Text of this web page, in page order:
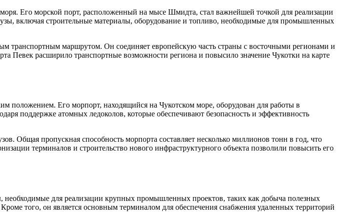
Его морской порт, расположенный на мысе Шмидта, стал важнейшей точкой для реализации
включая строительные материалы, оборудование и топливо, необходимые для промышленных
транспортным маршрутом. Он соединяет европейскую часть страны с восточными регионами и
Певек расширило транспортные возможности региона и повысило значение Чукотки на карте
положением. Его морпорт, находящийся на Чукотском море, оборудован для работы в
поддержке атомных ледоколов, которые обеспечивают безопасность и эффективность
Общая пропускная способность морпорта составляет несколько миллионов тонн в год, что
терминалов и строительство нового инфраструктурного объекта позволили повысить его
для реализации крупных промышленных проектов, таких как добыча полезных
того, он является основным терминалом для обеспечения снабжения удаленных территорий